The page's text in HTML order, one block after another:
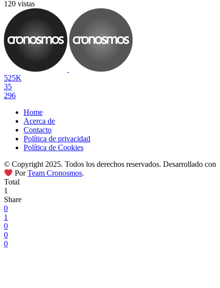
120 vistas
525K
35
296
Home
Acerca de
Contacto
Política de privacidad
Política de Cookies
© Copyright 2025. Todos los derechos reservados. Desarrollado con
PorTeam Cronosmos.
Total
1
Share
0
1
0
0
0